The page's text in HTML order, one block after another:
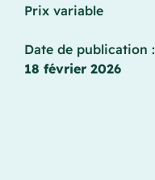
Prix variable
Date de publication :
18 février 2026